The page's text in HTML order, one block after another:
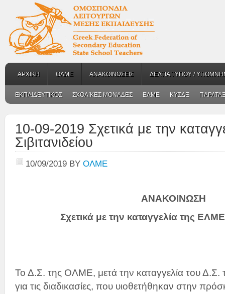
ΑΡΧΙΚΗ ΟΛΜΕ ΑΝΑΚΟΙΝΩΣΕΙΣ ΔΕΛΤΙΑ ΤΥΠΟΥ /
ΕΚΠΑΙΔΕΥΤΙΚΟΣ ΣΧΟΛΙΚΕΣ ΜΟΝΑΔΕΣ ΕΛΜΕ ΚΥΣΔΕ
10-09-2019 Σχετικά με την
Σιβιτανιδείου
10/09/2019 BY ΟΛΜΕ
ΑΝΑΚΟΙΝΩΣΗ
Σχετικά με την καταγγελία της ΕΛΜΕ
Το Δ.Σ. της ΟΛΜΕ, μετά την καταγγελία του Δ.Σ.
για τις διαδικασίες, που υιοθετήθηκαν στην